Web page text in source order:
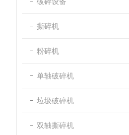
撕碎机
粉碎机
单轴破碎机
垃圾破碎机
双轴撕碎机